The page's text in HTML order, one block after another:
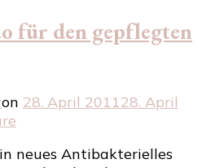
für den gepflegten
on 28. April 201128. April
starkes
neues Antibakterielles